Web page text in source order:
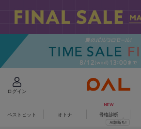
ログイン
ベストヒット オトナ 骨格診断